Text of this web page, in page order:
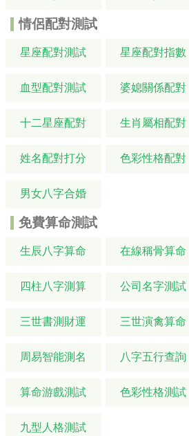
情侶配對測試
星座配對測試 星座配對指數
血型配對測試 婆媳關係配對
十二星座配對 生肖屬相配對
姓名配對打分 色彩性格配對
男女八字合婚
免費算命測試
生辰八字算命 在線稱骨算命
四柱八字測算 公司名字測試
三世書測財運 三世演禽算命
周易智能測名 八字五行查詢
算命游戲測試 色彩性格測試
九型人格測試